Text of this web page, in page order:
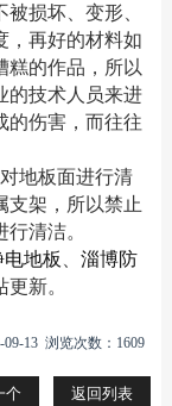
损坏、变形、
，再好的材料如
糕的作品，所以
的技术人员来进
的伤害，而往往
地板面进行清
支架，所以禁止
清洁。
地板
淄博防
新。
09-13 浏览次数：1609
个 返回列表